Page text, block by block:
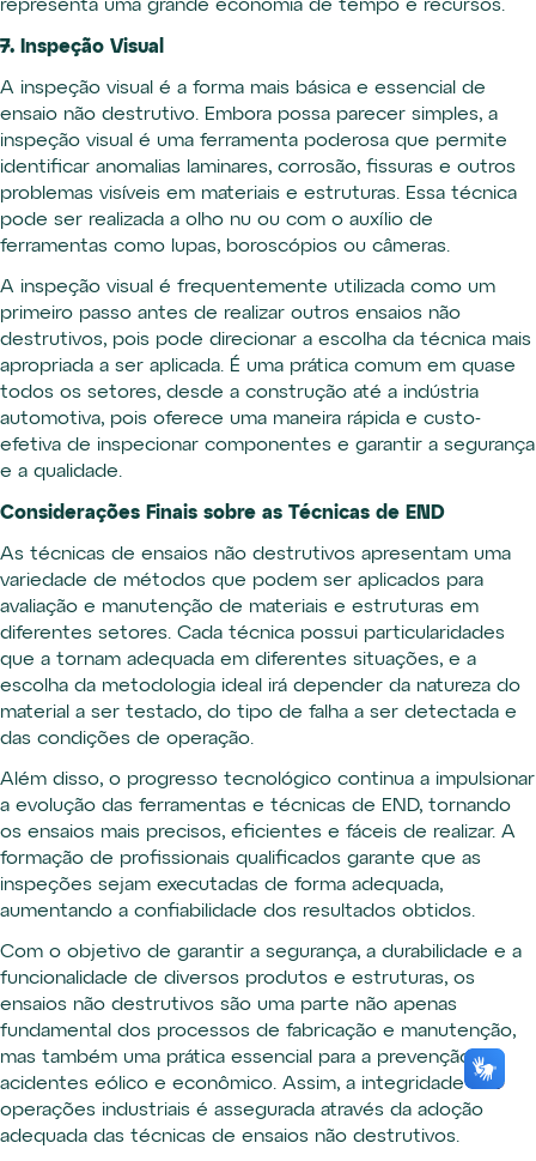
representa uma grande economia de tempo e recursos.
7. Inspeção Visual
A inspeção visual é a forma mais básica e essencial de
ensaio não destrutivo. Embora possa parecer simples, a
inspeção visual é uma ferramenta poderosa que permite
identificar anomalias laminares, corrosão, fissuras e outros
problemas visíveis em materiais e estruturas. Essa técnica
pode ser realizada a olho nu ou com o auxílio de
ferramentas como lupas, boroscópios ou câmeras.
A inspeção visual é frequentemente utilizada como um
primeiro passo antes de realizar outros ensaios não
destrutivos, pois pode direcionar a escolha da técnica mais
apropriada a ser aplicada. É uma prática comum em quase
todos os setores, desde a construção até a indústria
automotiva, pois oferece uma maneira rápida e custo-
efetiva de inspecionar componentes e garantir a segurança
e a qualidade.
Considerações Finais sobre as Técnicas de END
As técnicas de ensaios não destrutivos apresentam uma
variedade de métodos que podem ser aplicados para
avaliação e manutenção de materiais e estruturas em
diferentes setores. Cada técnica possui particularidades
que a tornam adequada em diferentes situações, e a
escolha da metodologia ideal irá depender da natureza do
material a ser testado, do tipo de falha a ser detectada e
das condições de operação.
Além disso, o progresso tecnológico continua a impulsionar
a evolução das ferramentas e técnicas de END, tornando
os ensaios mais precisos, eficientes e fáceis de realizar. A
formação de profissionais qualificados garante que as
inspeções sejam executadas de forma adequada,
aumentando a confiabilidade dos resultados obtidos.
Com o objetivo de garantir a segurança, a durabilidade e a
funcionalidade de diversos produtos e estruturas, os
ensaios não destrutivos são uma parte não apenas
fundamental dos processos de fabricação e manutenção,
mas também uma prática essencial para a prevenção de
acidentes eólico e econômico. Assim, a integridade das
operações industriais é assegurada através da adoção
adequada das técnicas de ensaios não destrutivos.